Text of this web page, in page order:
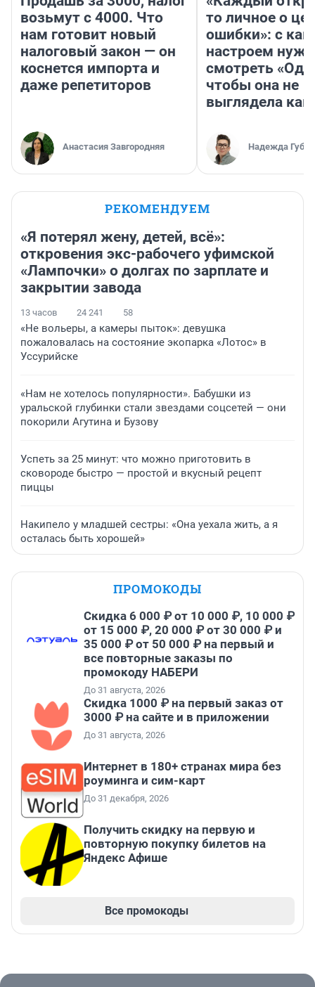
возьмут с 4000. Что
нам готовит новый
налоговый закон — он
коснется импорта и
даже репетиторов
Анастасия Завгородняя
то личное о
ошибки»: с
настроем
смотреть
чтобы она не
выглядела как
Надежда
РЕКОМЕНДУЕМ
«Я потерял жену, детей, всё»:
откровения экс-рабочего уфимской
«Лампочки» о долгах по зарплате и
закрытии завода
13 часов 24 241 58
«Не вольеры, а камеры пыток»: девушка
пожаловалась на состояние экопарка «Лотос» в
Уссурийске
«Нам не хотелось популярности». Бабушки из
уральской глубинки стали звездами соцсетей — они
покорили Агутина и Бузову
Успеть за 25 минут: что можно приготовить в
сковороде быстро — простой и вкусный рецепт
пиццы
Накипело у младшей сестры: «Она уехала жить, а я
осталась быть хорошей»
ПРОМОКОДЫ
Скидка 6 000 ₽ от 10 000 ₽, 10 000 ₽
от 15 000 ₽, 20 000 ₽ от 30 000 ₽ и
35 000 ₽ от 50 000 ₽ на первый и
все повторные заказы по
промокоду НАБЕРИ
До 31 августа, 2026
Скидка 1000 ₽ на первый заказ от
3000 ₽ на сайте и в приложении
До 31 августа, 2026
Интернет в 180+ странах мира без
роуминга и сим-карт
До 31 декабря, 2026
Получить скидку на первую и
повторную покупку билетов на
Яндекс Афише
Все промокоды